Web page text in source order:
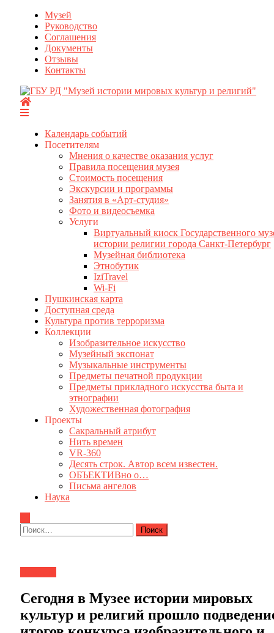
Перейти
содержимому
Музей
Руководство
Соглашения
Документы
Отзывы
Контакты
Календарь событий
Посетителям
Мнения о качестве оказания услуг
Правила посещения музея
Стоимость посещения
Экскурсии и программы
Занятия в «Арт-студия»
Фото и видеосъемка
Услуги
Виртуальный киоск Государственного
истории религии города Санкт-Петербург
Музейная библиотека
Этнобутик
IziTravel
Wi-Fi
Пушкинская карта
Доступная среда
Культура против терроризма
Коллекции
Изобразительное искусство
Музейный экспонат
Музыкальные инструменты
Предметы печатной продукции
Предметы прикладного искусства быта и
этнографии
Художественная фотография
Проекты
Сакральный атрибут
Нить времен
VR-360
Десять строк. Автор всем известен.
ОБЪЕКТИВно о…
Письма ангелов
Наука
Найти:
Сегодня в Музее истории мировых
культур и религий прошло